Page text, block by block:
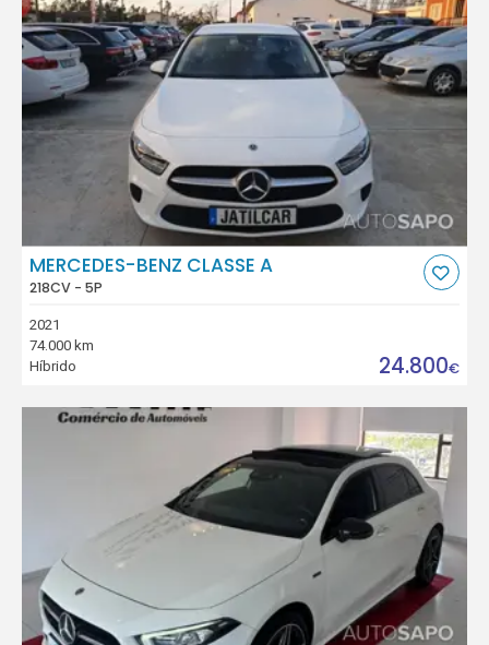
MERCEDES-BENZ CLASSE A
218CV - 5P
2021
74.000 km
Híbrido
24.800€